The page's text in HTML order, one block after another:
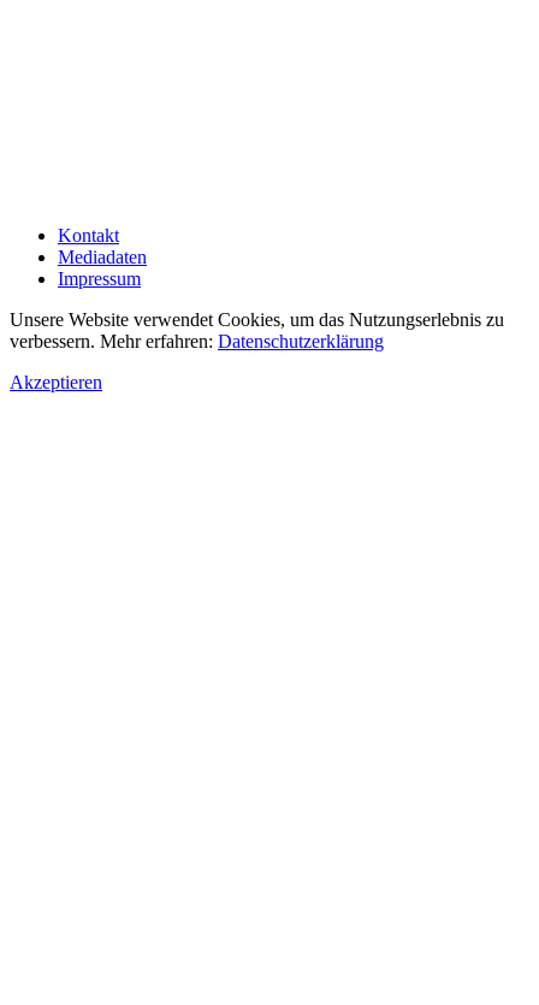
Kontakt
Mediadaten
Impressum
Unsere Website verwendet Cookies, um das Nutzungserlebnis zu
verbessern. Mehr erfahren: Datenschutzerklärung
Akzeptieren